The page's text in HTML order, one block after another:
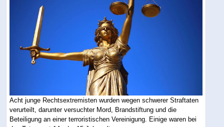
Acht junge Rechtsextremisten wurden wegen schwerer Straftaten
verurteilt, darunter versuchter Mord, Brandstiftung und die
Beteiligung an einer terroristischen Vereinigung. Einige waren bei